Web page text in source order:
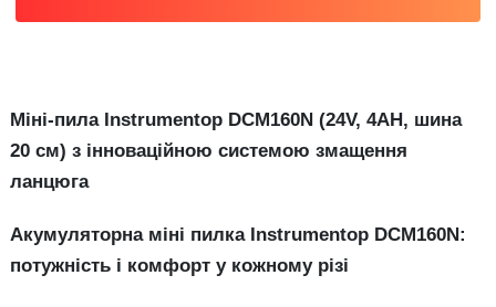
Міні-пила Instrumentop DCM160N (24V, 4AH, шина
20 см) з інноваційною системою змащення
ланцюга
Акумуляторна міні пилка Instrumentop DCM160N:
потужність і комфорт у кожному різі